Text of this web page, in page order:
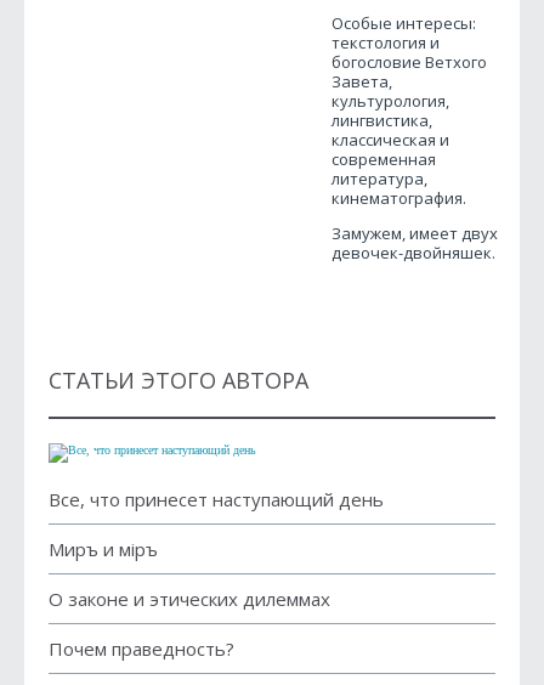
Особые интересы:
текстология и
богословие Ветхого
Завета,
культурология,
лингвистика,
классическая и
современная
литература,
кинематография.
Замужем, имеет двух
девочек-двойняшек.
СТАТЬИ ЭТОГО АВТОРА
Все, что принесет наступающий день
Миръ и мiръ
О законе и этических дилеммах
Почем праведность?